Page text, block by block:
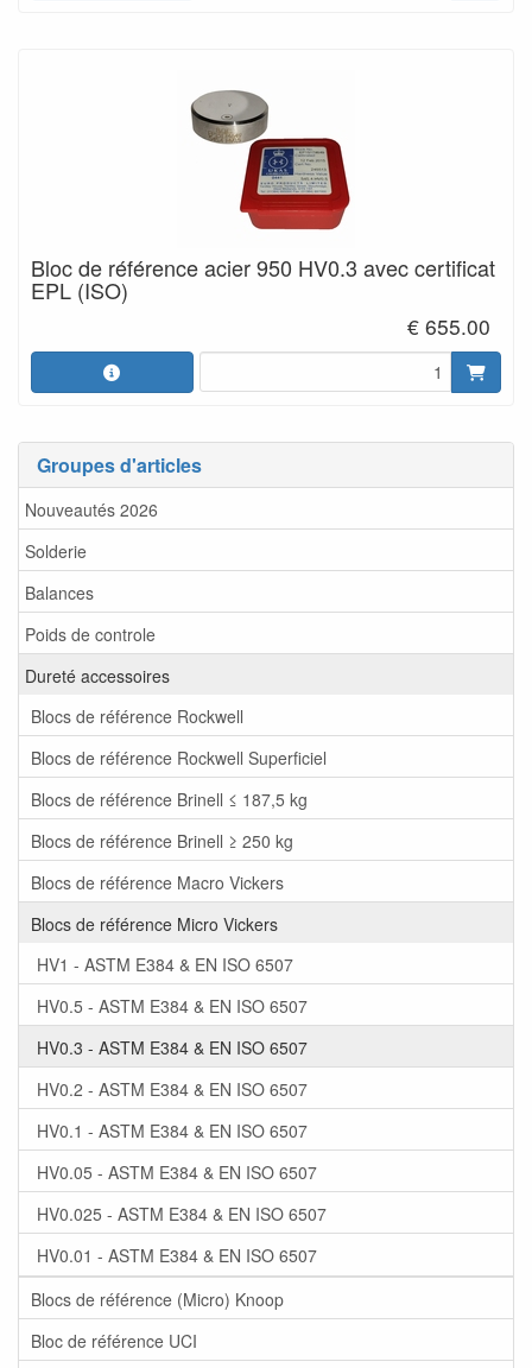
Groupes d'articles
Nouveautés 2026
Solderie
Balances
Poids de controle
Dureté accessoires
Blocs de référence Rockwell
Blocs de référence Rockwell Superficiel
Blocs de référence Brinell ≤ 187,5 kg
Blocs de référence Brinell ≥ 250 kg
Blocs de référence Macro Vickers
Blocs de référence Micro Vickers
HV1 - ASTM E384 & EN ISO 6507
HV0.5 - ASTM E384 & EN ISO 6507
HV0.3 - ASTM E384 & EN ISO 6507
HV0.2 - ASTM E384 & EN ISO 6507
HV0.1 - ASTM E384 & EN ISO 6507
HV0.05 - ASTM E384 & EN ISO 6507
HV0.025 - ASTM E384 & EN ISO 6507
HV0.01 - ASTM E384 & EN ISO 6507
Blocs de référence (Micro) Knoop
Bloc de référence UCI
Bloc de référence acier 950 HV0.3 avec certificat
EPL (ISO)
€ 655.00